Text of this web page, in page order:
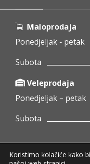
Maloprodaja
Ponedjeljak - petak
Subota
Veleprodaja
Ponedjeljak – petak
Subota
Koristimo kolačiće kako